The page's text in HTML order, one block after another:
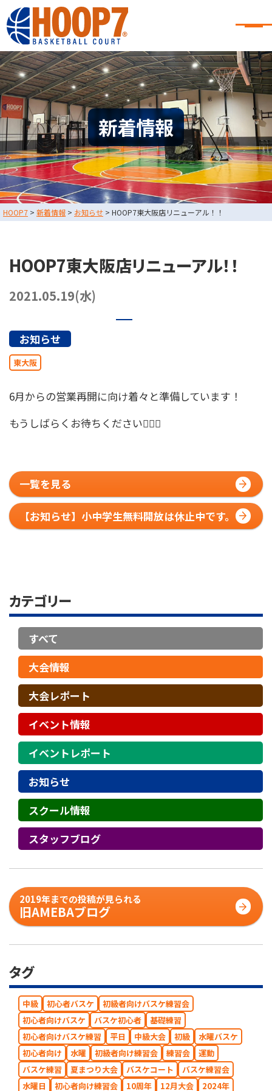
大阪・東大阪・堺のバスケコートレンタル｜HOOP7
大阪・東大阪・堺のバスケコート
レンタル｜HOOP7
HOME
初めての方へ
東大阪店
堺店
大会・イベント情報
HOOPERSスクール
バスケ×BBQ
お知らせ
スタッフブログ
お問い合わせ
利用規約
運営会社情報
採用情報
TEL. 0729-65-6060
TEL.
コート利用予約
新着情報
HOOP7 > 新着情報 > お知らせ > HOOP7東大阪店リニューアル！！
HOOP7東大阪店リニューアル！！
2021.05.19(水)
お知らせ
東大阪
6月からの営業再開に向け着々と準備しています！
もうしばらくお待ちください🙇🏻‍♂️
一覧を見る
【お知らせ】小中学生無料開放は休止中です。
カテゴリー
すべて
大会情報
大会レポート
イベント情報
イベントレポート
お知らせ
スクール情報
スタッフブログ
2019年までの投稿が見られる
旧AMEBAブログ
タグ
中級 初心者バスケ
初級者向けバスケ練習会
初心者向けバスケ
バスケ初心者
基礎練習
初心者向けバスケ練習
平日 中級大会 初級
水曜バスケ
初心者向け
水曜 初級者向け練習会 練習会
運動
バスケ練習
夏まつり大会 バスケコート
バスケ練習会
水曜日
初心者向け練習会 10周年 12月大会 2024年